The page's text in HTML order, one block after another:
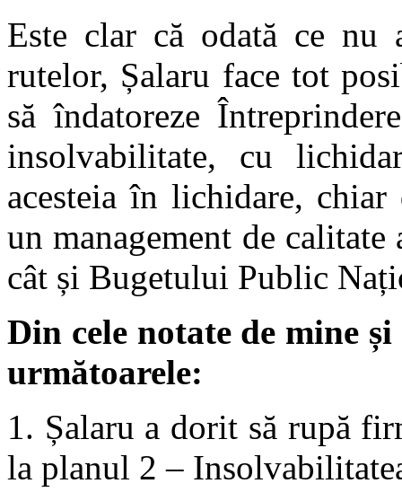
Este clar că odată ce nu
rutelor, Șalaru face tot
să îndatoreze
insolvabilitate, cu
acesteia în lichidare,
un management de
cât și Bugetului Public
Din cele notate de mine
următoarele:
1. Șalaru a dorit să rupă
la planul 2 –